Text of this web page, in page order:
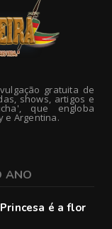
gratuita de
shows, artigos e
que engloba
e Argentina.
ANO
é a flor